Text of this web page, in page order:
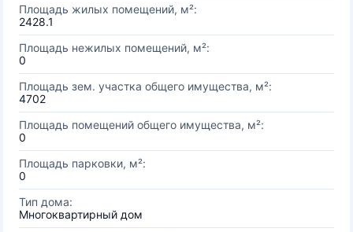
Площадь жилых помещений, м²:
2428.1
Площадь нежилых помещений, м²:
0
Площадь зем. участка общего имущества, м²:
4702
Площадь помещений общего имущества, м²:
0
Площадь парковки, м²:
0
Тип дома:
Многоквартирный дом